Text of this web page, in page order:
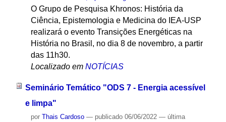
O Grupo de Pesquisa Khronos: História da
Ciência, Epistemologia e Medicina do IEA-USP
realizará o evento Transições Energéticas na
História no Brasil, no dia 8 de novembro, a partir
das 11h30.
Localizado em NOTÍCIAS
Seminário Temático "ODS 7 - Energia acessível
e limpa"
por Thais Cardoso — publicado06/06/2022 — última